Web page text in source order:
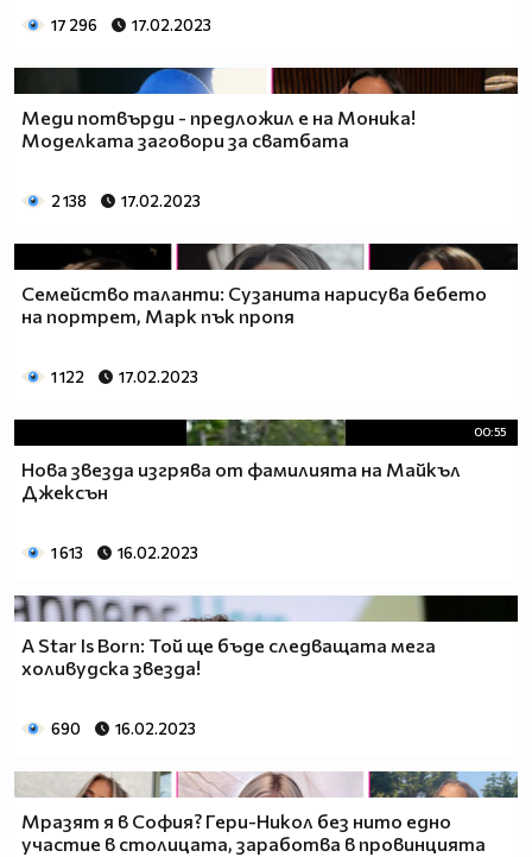
17 296 17.02.2023
Меди потвърди - предложил е на Моника!
Моделката заговори за сватбата
2 138 17.02.2023
Семейство таланти: Сузанита нарисува бебето
на портрет, Марк пък пропя
1 122 17.02.2023
00:55
Нова звезда изгрява от фамилията на Майкъл
Джексън
1 613 16.02.2023
A Star Is Born: Той ще бъде следващата мега
холивудска звезда!
690 16.02.2023
Мразят я в София? Гери-Никол без нито едно
участие в столицата, заработва в провинцията